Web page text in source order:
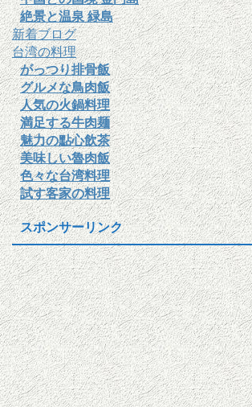
絶景と温泉 緑島
新着ブログ
台湾の料理
がっつり排骨飯
グルメな鳥肉飯
人気の火鍋料理
満足する牛肉麺
魅力の點心飲茶
美味しい魯肉飯
色々な台湾料理
試す客家の料理
スポンサーリンク